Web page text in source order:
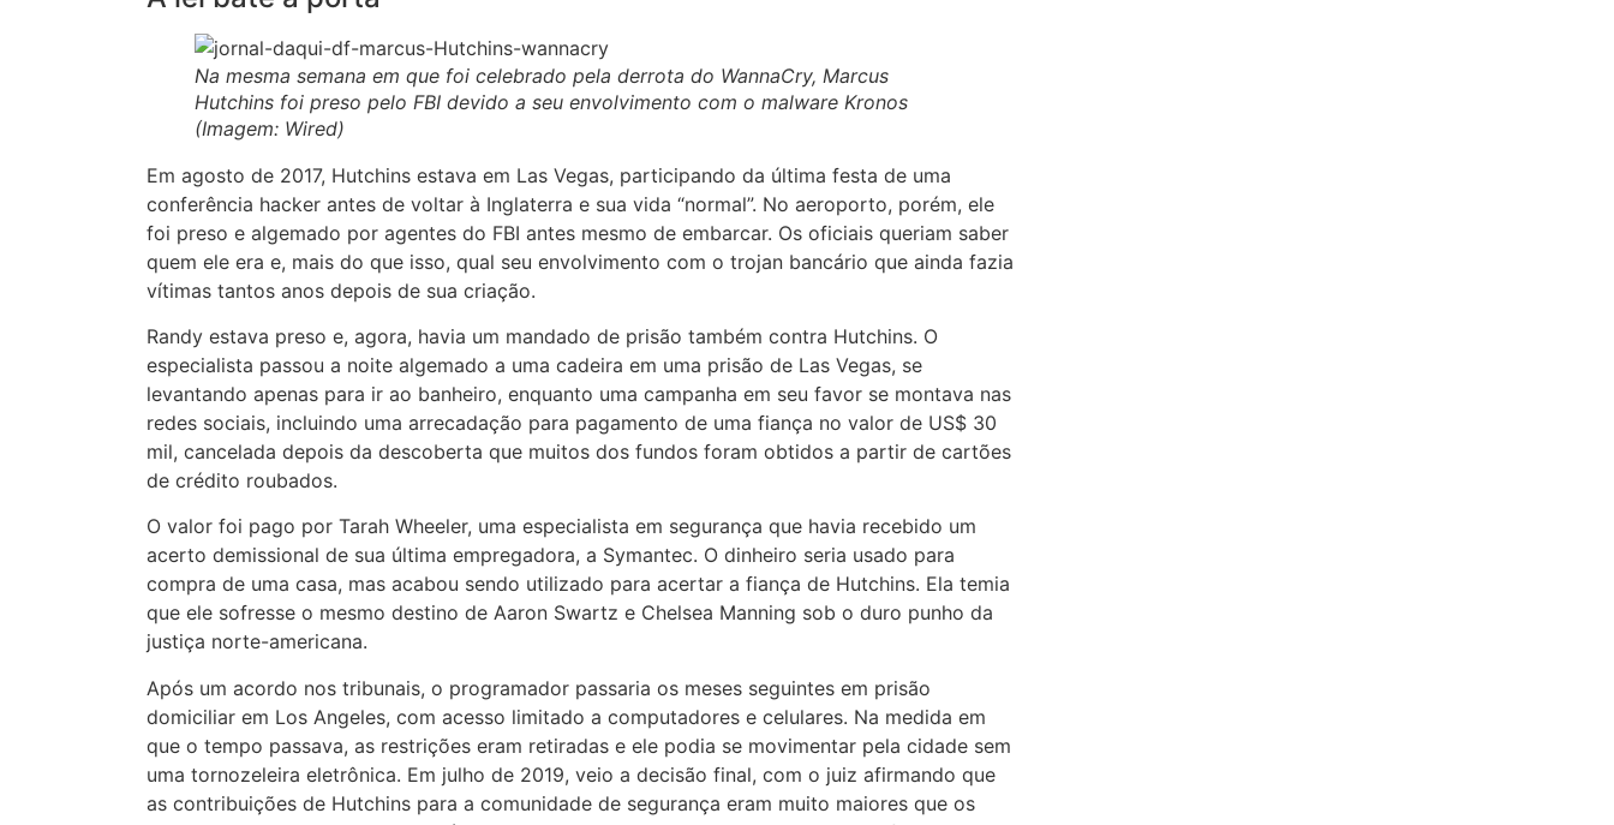
Na mesma semana em que foi celebrado pela derrota do WannaCry, Marcus
Hutchins foi preso pelo FBI devido a seu envolvimento com o malware Kronos
(Imagem: Wired)
Em agosto de 2017, Hutchins estava em Las Vegas, participando da última festa de uma
conferência hacker antes de voltar à Inglaterra e sua vida “normal”. No aeroporto, porém, ele
foi preso e algemado por agentes do FBI antes mesmo de embarcar. Os oficiais queriam saber
quem ele era e, mais do que isso, qual seu envolvimento com o trojan bancário que ainda fazia
vítimas tantos anos depois de sua criação.
Randy estava preso e, agora, havia um mandado de prisão também contra Hutchins. O
especialista passou a noite algemado a uma cadeira em uma prisão de Las Vegas, se
levantando apenas para ir ao banheiro, enquanto uma campanha em seu favor se montava nas
redes sociais, incluindo uma arrecadação para pagamento de uma fiança no valor de US$ 30
mil, cancelada depois da descoberta que muitos dos fundos foram obtidos a partir de cartões
de crédito roubados.
O valor foi pago por Tarah Wheeler, uma especialista em segurança que havia recebido um
acerto demissional de sua última empregadora, a Symantec. O dinheiro seria usado para
compra de uma casa, mas acabou sendo utilizado para acertar a fiança de Hutchins. Ela temia
que ele sofresse o mesmo destino de Aaron Swartz e Chelsea Manning sob o duro punho da
justiça norte-americana.
Após um acordo nos tribunais, o programador passaria os meses seguintes em prisão
domiciliar em Los Angeles, com acesso limitado a computadores e celulares. Na medida em
que o tempo passava, as restrições eram retiradas e ele podia se movimentar pela cidade sem
uma tornozeleira eletrônica. Em julho de 2019, veio a decisão final, com o juiz afirmando que
as contribuições de Hutchins para a comunidade de segurança eram muito maiores que os